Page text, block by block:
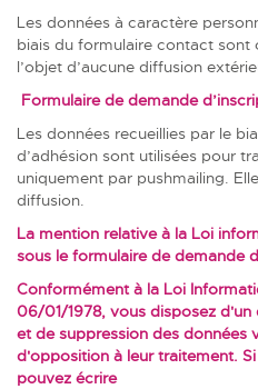
Les données à caractère
biais du formulaire contact sont
l’objet d’aucune diffusion
Formulaire de demande
Les données recueillies par le
d’adhésion sont utilisées pour
uniquement par pushmailing.
diffusion.
La mention relative à la Loi
sous le formulaire de demande
Conformément à la Loi
06/01/1978, vous disposez
et de suppression des données
d'opposition à leur traitement.
pouvez écrire